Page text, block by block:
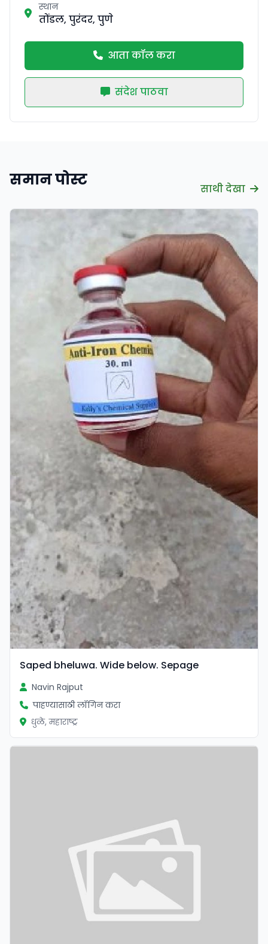
स्थान
तोंडल, पुरंदर, पुणे
आता कॉल करा
संदेश पाठवा
समान पोस्ट साथी देखा
Saped bheluwa. Wide below. Sepage
Navin Rajput
पाहण्यासाठी लॉगिन करा
धुळे, महाराष्ट्र